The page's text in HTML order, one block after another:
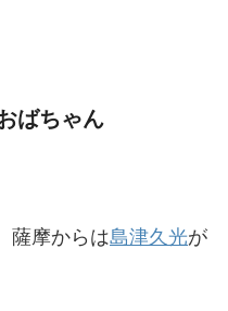
ばちゃん
薩摩からは島津久光が